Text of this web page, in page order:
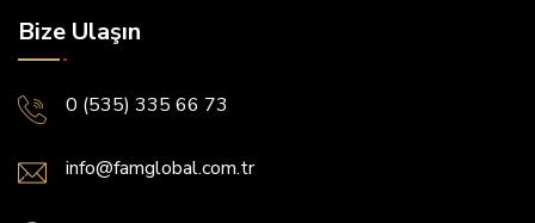
Bize Ulaşın
0 (535) 335 66 73
info@famglobal.com.tr